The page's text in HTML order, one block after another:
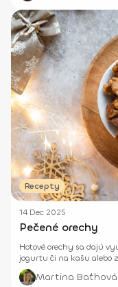
Recepty
14 Dec 2025
Pečené orechy
Hotové orechy sa dajú
jogurtu či na kašu alebo
darček.
Martina Baťhová